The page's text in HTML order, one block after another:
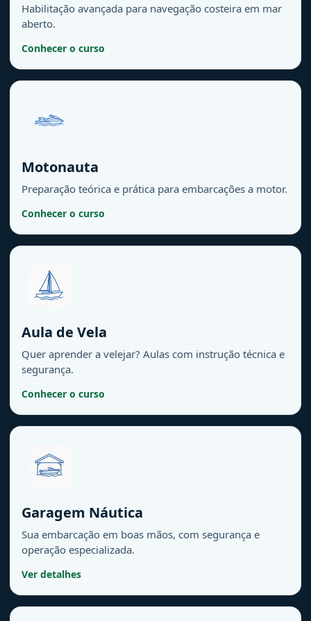
Habilitação avançada para navegação costeira em mar
aberto.
Conhecer o curso
Motonauta
Preparação teórica e prática para embarcações a motor.
Conhecer o curso
Aula de Vela
Quer aprender a velejar? Aulas com instrução técnica e
segurança.
Conhecer o curso
Garagem Náutica
Sua embarcação em boas mãos, com segurança e
operação especializada.
Ver detalhes